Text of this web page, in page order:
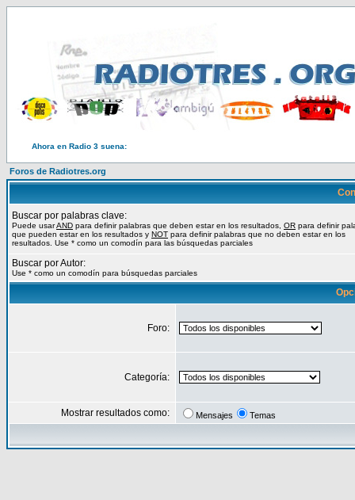
Ahora en Radio 3 suena:
Foros de Radiotres.org
Buscar por palabras clave:
Puede usarAND para definir palabras que deben estar en los resultados, OR para definir
que pueden estar en los resultados y NOT para definir palabras que no deben estar en los
resultados. Use * como un comodín para las búsquedas parciales
Buscar por Autor:
Use * como un comodín para búsquedas parciales
Foro:
Categoría:
Mostrar resultados como: Mensajes Temas